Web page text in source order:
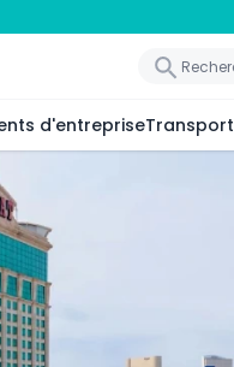
d'entrepriseTransport